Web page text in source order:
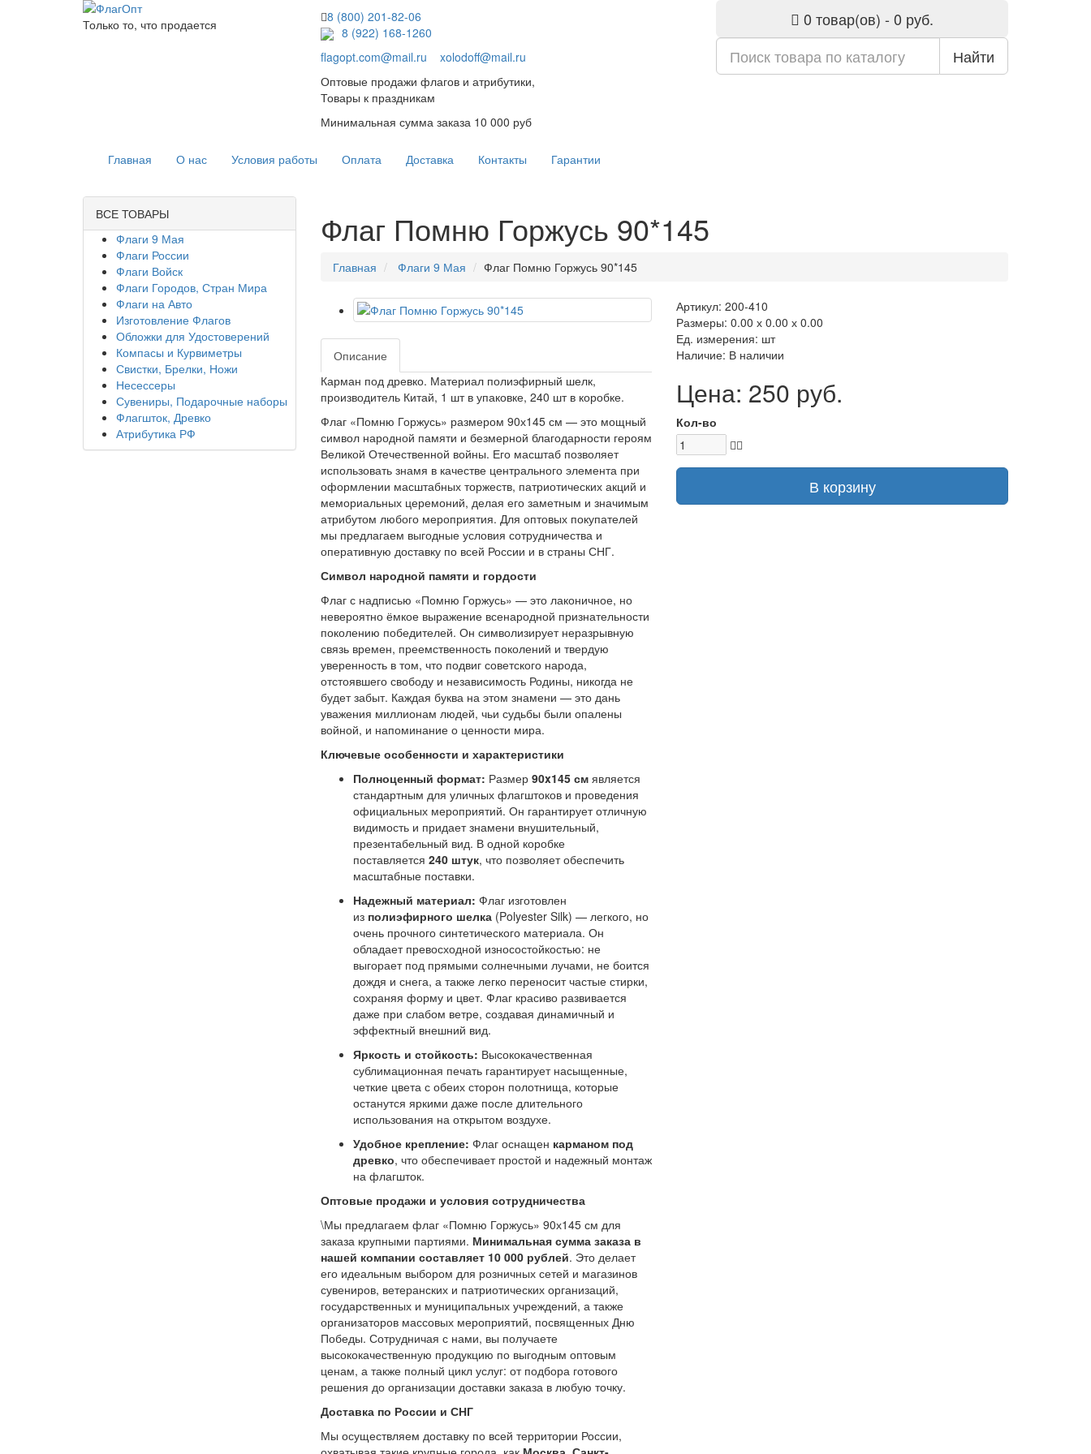
Только то, что продается
8 (800) 201-82-06
8 (922) 168-1260
flagopt.com@mail.ru
xolodoff@mail.ru
Оптовые продажи флагов и атрибутики,
Товары к праздникам
Минимальная сумма заказа 10 000 руб
0 товар(ов) - 0 руб.
Найти
Главная О нас Условия работы Оплата Доставка Контакты Гарантии
ВСЕ ТОВАРЫ
Флаги 9 Мая
Флаги России
Флаги Войск
Флаги Городов, Стран Мира
Флаги на Авто
Изготовление Флагов
Обложки для Удостоверений
Компасы и Курвиметры
Свистки, Брелки, Ножи
Несессеры
Сувениры, Подарочные наборы
Флагшток, Древко
Атрибутика РФ
Флаг Помню Горжусь 90*145
Главная Флаги 9 Мая Флаг Помню Горжусь 90*145
Описание
Карман под древко. Материал полиэфирный шелк,
производитель Китай, 1 шт в упаковке, 240 шт в коробке.
Флаг «Помню Горжусь» размером 90х145 см — это мощный
символ народной памяти и безмерной благодарности героям
Великой Отечественной войны. Его масштаб позволяет
использовать знамя в качестве центрального элемента при
оформлении масштабных торжеств, патриотических акций и
мемориальных церемоний, делая его заметным и значимым
атрибутом любого мероприятия. Для оптовых покупателей
мы предлагаем выгодные условия сотрудничества и
оперативную доставку по всей России и в страны СНГ.
Символ народной памяти и гордости
Флаг с надписью «Помню Горжусь» — это лаконичное, но
невероятно ёмкое выражение всенародной признательности
поколению победителей. Он символизирует неразрывную
связь времен, преемственность поколений и твердую
уверенность в том, что подвиг советского народа,
отстоявшего свободу и независимость Родины, никогда не
будет забыт. Каждая буква на этом знамени — это дань
уважения миллионам людей, чьи судьбы были опалены
войной, и напоминание о ценности мира.
Ключевые особенности и характеристики
Полноценный формат: Размер 90x145 смявляется
стандартным для уличных флагштоков и проведения
официальных мероприятий. Он гарантирует отличную
видимость и придает знамени внушительный,
презентабельный вид. В одной коробке
поставляется 240 штук, что позволяет обеспечить
масштабные поставки.
Надежный материал: Флаг изготовлен
из полиэфирного шелка(Polyester Silk) — легкого, но
очень прочного синтетического материала. Он
обладает превосходной износостойкостью: не
выгорает под прямыми солнечными лучами, не боится
дождя и снега, а также легко переносит частые стирки,
сохраняя форму и цвет. Флаг красиво развивается
даже при слабом ветре, создавая динамичный и
эффектный внешний вид.
Яркость и стойкость: Высококачественная
сублимационная печать гарантирует насыщенные,
четкие цвета с обеих сторон полотнища, которые
останутся яркими даже после длительного
использования на открытом воздухе.
Удобное крепление: Флаг оснащен карманом под
древко, что обеспечивает простой и надежный монтаж
на флагшток.
Оптовые продажи и условия сотрудничества
\Мы предлагаем флаг «Помню Горжусь» 90х145 см для
заказа крупными партиями. Минимальная сумма заказа в
нашей компании составляет 10 000 рублей. Это делает
его идеальным выбором для розничных сетей и магазинов
сувениров, ветеранских и патриотических организаций,
государственных и муниципальных учреждений, а также
организаторов массовых мероприятий, посвященных Дню
Победы. Сотрудничая с нами, вы получаете
высококачественную продукцию по выгодным оптовым
ценам, а также полный цикл услуг: от подбора готового
решения до организации доставки заказа в любую точку.
Доставка по России и СНГ
Мы осуществляем доставку по всей территории России,
Артикул: 200-410
Размеры: 0.00 х 0.00 х 0.00
Ед. измерения: шт
Наличие: В наличии
Цена: 250 руб.
Кол-во
В корзину